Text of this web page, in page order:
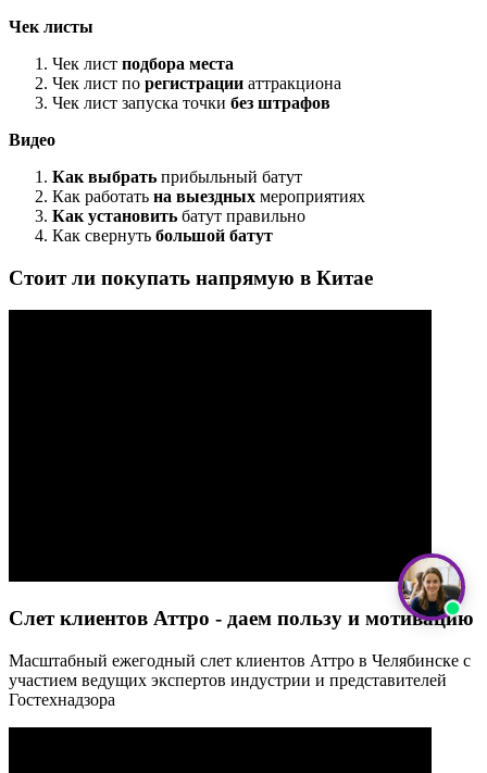
Чек листы
Чек лист подбора места
Чек лист по регистрации аттракциона
Чек лист запуска точки без штрафов
Видео
Как выбрать прибыльный батут
Как работать на выездных мероприятиях
Как установить батут правильно
Как свернуть большой батут
Стоит ли покупать напрямую в Китае
Слет клиентов Аттро - даем пользу и мотивацию
Масштабный ежегодный слет клиентов Аттро в Челябинске с
участием ведущих экспертов индустрии и представителей
Гостехнадзора